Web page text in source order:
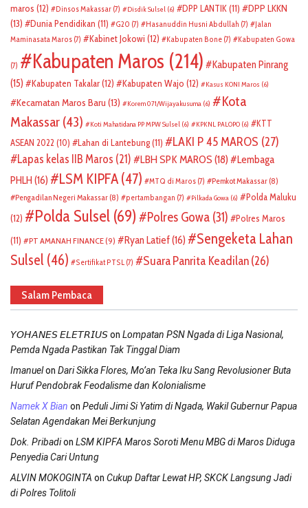
maros (12) Dinsos Makassar (7) Disdik Sulsel (6) DPP LANTIK(11)
DPP LKKN
(13)
Dunia Pendidikan (11) G20 (7) Hasanuddin Husni Abdullah (7)
Jalan
Maminasata Maros (7) Kabinet Jokowi (12) Kabupaten Bone (7) Kabupaten Gowa
(7) Kabupaten Maros (214)
Kabupaten Pinrang
(15)
Kabupaten Takalar(12) Kabupaten Wajo (12) Kasus KONI Maros (6)
Kecamatan Maros Baru (13) Korem 071/Wijayakusuma (6)
Kota
Makassar (43) Koti Mahatidana PP MPW Sulsel (6) KPKNL PALOPO (6)
KTT
ASEAN 2022 (10) Lahan di Lantebung(11) LAKI P 45 MAROS (27)
Lapas kelas IIB Maros (21) LBH SPK MAROS (18)
Lembaga
PHLH (16) LSM KIPFA (47) MTQ di Maros (7) Pemkot Makassar (8)
Pengadilan Negeri Makassar (8) pertambangan (7) Pilkada Gowa (6)
Polda Maluku
(12)
Polda Sulsel (69) Polres Gowa (31)
Polres Maros
(11)
PT AMANAH FINANCE(9) Ryan Latief(16)
Sengeketa Lahan
Sulsel (46) Sertifikat PTSL (7) Suara Panrita Keadilan(26)
Salam Pembaca
𝘠𝘖𝘏𝘈𝘕𝘌𝘚 𝘌𝘓𝘌𝘛𝘙𝘐𝘜𝘚on Lompatan PSN Ngada di Liga Nasional,
Pemda Ngada Pastikan Tak Tinggal Diam
Imanuelon Dari Sikka Flores, Mo’an Teka Iku Sang Revolusioner Buta
Huruf Pendobrak Feodalisme dan Kolonialisme
Namek X Bian on Peduli Jimi Si Yatim di Ngada, Wakil Gubernur Papua
Selatan Agendakan Mei Berkunjung
Dok. Pribadion LSM KIPFA Maros Soroti Menu MBG di Maros Diduga
Penyedia Cari Untung
ALVIN MOKOGINTA on Cukup Daftar Lewat HP, SKCK Langsung Jadi
di Polres Tolitoli